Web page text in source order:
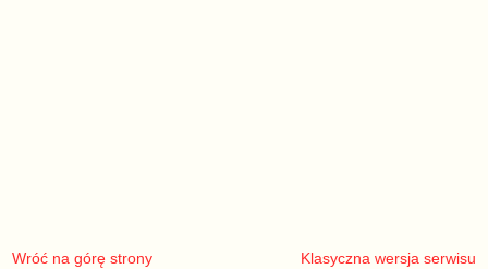
Wróć na górę strony Klasyczna wersja serwisu